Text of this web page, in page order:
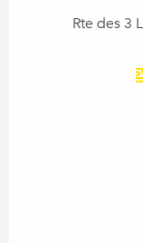
Rte des 3